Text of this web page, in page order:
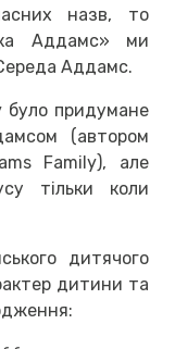
назв, то
Аддамс» ми
Аддамс.
було придумане
(автором
Family), але
тільки коли
дитячого
дитини та